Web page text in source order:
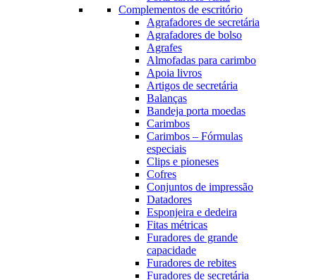
Complementos de escritório
Agrafadores de secretária
Agrafadores de bolso
Agrafes
Almofadas para carimbo
Apoia livros
Artigos de secretária
Balanças
Bandeja porta moedas
Carimbos
Carimbos – Fórmulas
especiais
Clips e pioneses
Cofres
Conjuntos de impressão
Datadores
Esponjeira e dedeira
Fitas métricas
Furadores de grande
capacidade
Furadores de rebites
Furadores de secretária